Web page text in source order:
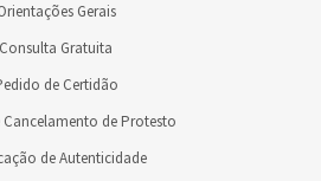
Gerais
Consulta Gratuita
de Certidão
Cancelamento de Protesto
de Autenticidade